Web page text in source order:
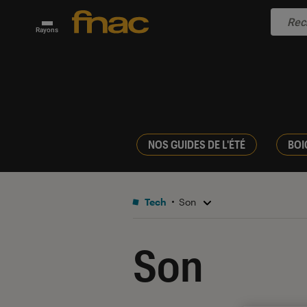
Rayons
NOS GUIDES DE L'ÉTÉ
Tech Son
Son